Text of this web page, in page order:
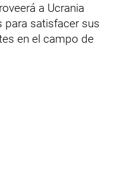
a Ucrania
para satisfacer sus
en el campo de